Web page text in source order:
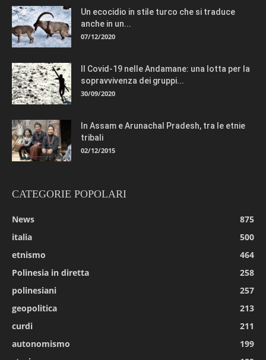
Un ecocidio in stile turco che si traduce
anche in un...
07/12/2020
Il Covid-19 nelle Andamane: una lotta per la
sopravvivenza dei gruppi...
30/09/2020
In Assam e Arunachal Pradesh, tra le etnie
tribali
02/12/2015
CATEGORIE POPOLARI
News
875
italia
500
etnismo
464
Polinesia in diretta
258
polinesiani
257
geopolitica
213
curdi
211
autonomismo
199